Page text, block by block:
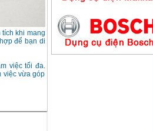
khi mang
để bạn di
việc tối đa.
việc vừa góp
Máy hàn que điện tử
Hồng ký HK200E
4100000